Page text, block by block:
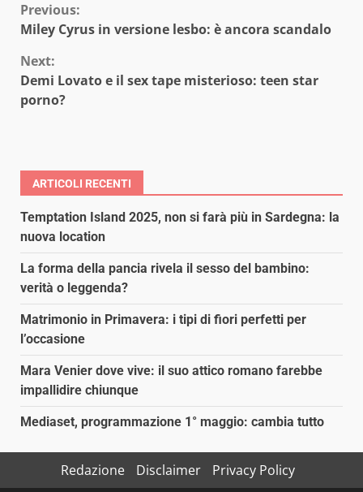
Continue
Reading
Previous:
Miley Cyrus in versione lesbo: è ancora scandalo
Next:
Demi Lovato e il sex tape misterioso: teen star
porno?
ARTICOLI RECENTI
Temptation Island 2025, non si farà più in Sardegna: la
nuova location
La forma della pancia rivela il sesso del bambino:
verità o leggenda?
Matrimonio in Primavera: i tipi di fiori perfetti per
l’occasione
Mara Venier dove vive: il suo attico romano farebbe
impallidire chiunque
Mediaset, programmazione 1° maggio: cambia tutto
Redazione Disclaimer Privacy Policy